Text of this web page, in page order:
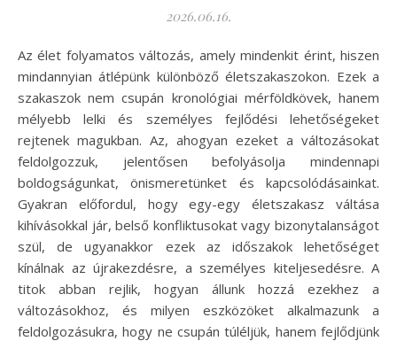
2026.06.16.
Az élet folyamatos változás, amely mindenkit érint, hiszen
mindannyian átlépünk különböző életszakaszokon. Ezek a
szakaszok nem csupán kronológiai mérföldkövek, hanem
mélyebb lelki és személyes fejlődési lehetőségeket
rejtenek magukban. Az, ahogyan ezeket a változásokat
feldolgozzuk, jelentősen befolyásolja mindennapi
boldogságunkat, önismeretünket és kapcsolódásainkat.
Gyakran előfordul, hogy egy-egy életszakasz váltása
kihívásokkal jár, belső konfliktusokat vagy bizonytalanságot
szül, de ugyanakkor ezek az időszakok lehetőséget
kínálnak az újrakezdésre, a személyes kiteljesedésre. A
titok abban rejlik, hogyan állunk hozzá ezekhez a
változásokhoz, és milyen eszközöket alkalmazunk a
feldolgozásukra, hogy ne csupán túléljük, hanem fejlődjünk